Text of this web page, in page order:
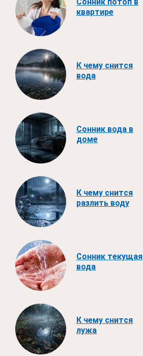
квартире
К чему снится
вода
Сонник вода в
доме
К чему снится
разлить воду
Сонник текущая
вода
К чему снится
лужа